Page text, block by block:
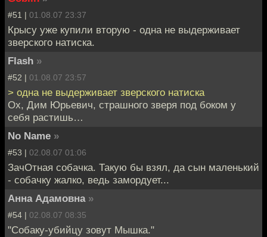
#51 | 01.08.07 23:37
Крысу уже купили вторую - одна не выдерживает
зверского натиска.
Flash »
#52 | 01.08.07 23:57
> одна не выдерживает зверского натиска
Ох, Дим Юрьевич, страшного зверя под боком у
себя растишь…
No Name »
#53 | 02.08.07 01:06
ЗачОтная собачка. Такую бы взял, да сын маленький
- собачку жалко, ведь замордует...
Анна Адамовна »
#54 | 02.08.07 08:35
"Собаку-убийцу зовут Мышка."